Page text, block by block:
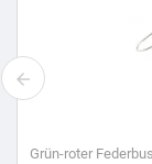
Grün-roter